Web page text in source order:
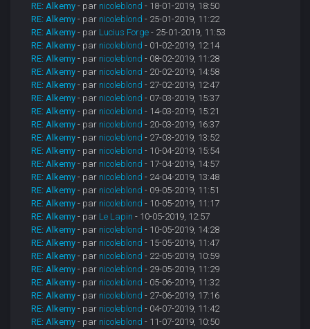
RE: Alkemy - par nicoleblond - 18-01-2019, 18:50
RE: Alkemy - par nicoleblond - 25-01-2019, 11:22
RE: Alkemy - par Lucius Forge - 25-01-2019, 11:53
RE: Alkemy - par nicoleblond - 01-02-2019, 12:14
RE: Alkemy - par nicoleblond - 08-02-2019, 11:28
RE: Alkemy - par nicoleblond - 20-02-2019, 14:58
RE: Alkemy - par nicoleblond - 27-02-2019, 12:47
RE: Alkemy - par nicoleblond - 07-03-2019, 15:37
RE: Alkemy - par nicoleblond - 14-03-2019, 15:21
RE: Alkemy - par nicoleblond - 20-03-2019, 16:37
RE: Alkemy - par nicoleblond - 27-03-2019, 13:52
RE: Alkemy - par nicoleblond - 10-04-2019, 15:54
RE: Alkemy - par nicoleblond - 17-04-2019, 14:57
RE: Alkemy - par nicoleblond - 24-04-2019, 13:48
RE: Alkemy - par nicoleblond - 09-05-2019, 11:51
RE: Alkemy - par nicoleblond - 10-05-2019, 11:17
RE: Alkemy - par Le Lapin - 10-05-2019, 12:57
RE: Alkemy - par nicoleblond - 10-05-2019, 14:28
RE: Alkemy - par nicoleblond - 15-05-2019, 11:47
RE: Alkemy - par nicoleblond - 22-05-2019, 10:59
RE: Alkemy - par nicoleblond - 29-05-2019, 11:29
RE: Alkemy - par nicoleblond - 05-06-2019, 11:32
RE: Alkemy - par nicoleblond - 27-06-2019, 17:16
RE: Alkemy - par nicoleblond - 04-07-2019, 11:42
RE: Alkemy - par nicoleblond - 11-07-2019, 10:50